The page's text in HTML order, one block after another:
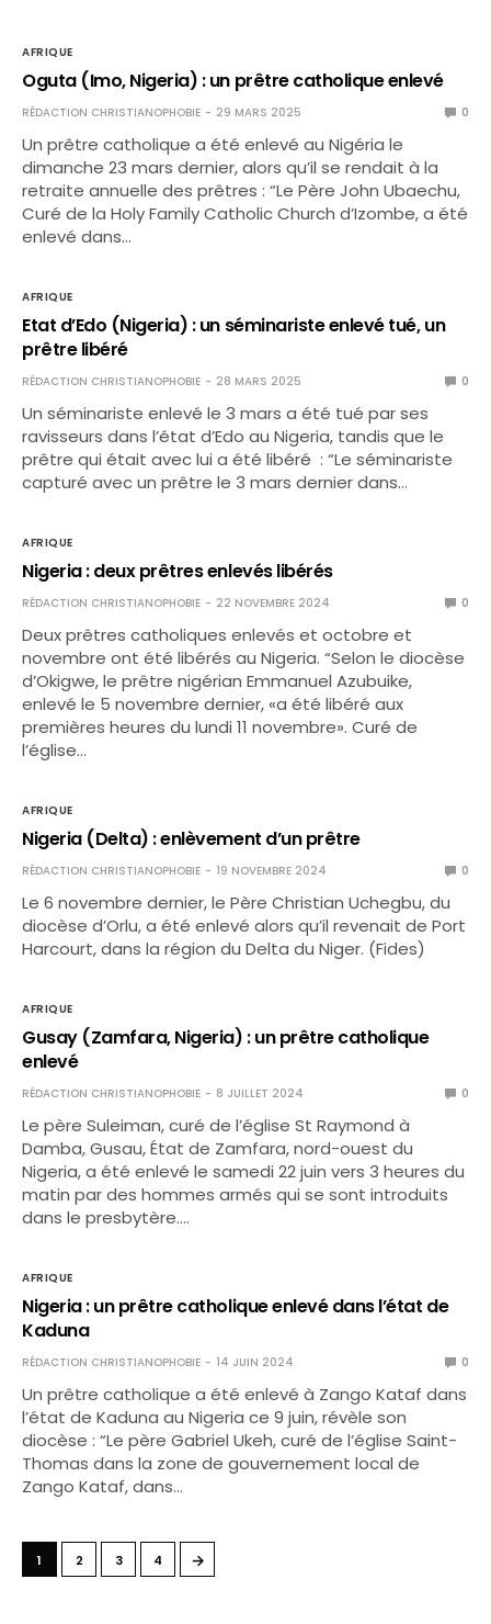
AFRIQUE
Oguta (Imo, Nigeria) : un prêtre catholique enlevé
RÉDACTION CHRISTIANOPHOBIE 29 MARS 2025 0
Un prêtre catholique a été enlevé au Nigéria le
dimanche 23 mars dernier, alors qu’il se rendait à la
retraite annuelle des prêtres : “Le Père John Ubaechu,
Curé de la Holy Family Catholic Church d’Izombe, a été
enlevé dans…
AFRIQUE
Etat d’Edo (Nigeria) : un séminariste enlevé tué, un
prêtre libéré
RÉDACTION CHRISTIANOPHOBIE 28 MARS 2025 0
Un séminariste enlevé le 3 mars a été tué par ses
ravisseurs dans l’état d’Edo au Nigeria, tandis que le
prêtre qui était avec lui a été libéré : “Le séminariste
capturé avec un prêtre le 3 mars dernier dans…
AFRIQUE
Nigeria : deux prêtres enlevés libérés
RÉDACTION CHRISTIANOPHOBIE 22 NOVEMBRE 2024 0
Deux prêtres catholiques enlevés et octobre et
novembre ont été libérés au Nigeria. “Selon le diocèse
d’Okigwe, le prêtre nigérian Emmanuel Azubuike,
enlevé le 5 novembre dernier, «a été libéré aux
premières heures du lundi 11 novembre». Curé de
l’église…
AFRIQUE
Nigeria (Delta) : enlèvement d’un prêtre
RÉDACTION CHRISTIANOPHOBIE 19 NOVEMBRE 2024 0
Le 6 novembre dernier, le Père Christian Uchegbu, du
diocèse d’Orlu, a été enlevé alors qu’il revenait de Port
Harcourt, dans la région du Delta du Niger. (Fides)
AFRIQUE
Gusay (Zamfara, Nigeria) : un prêtre catholique
enlevé
RÉDACTION CHRISTIANOPHOBIE 8 JUILLET 2024 0
Le père Suleiman, curé de l’église St Raymond à
Damba, Gusau, État de Zamfara, nord-ouest du
Nigeria, a été enlevé le samedi 22 juin vers 3 heures du
matin par des hommes armés qui se sont introduits
dans le presbytère.…
AFRIQUE
Nigeria : un prêtre catholique enlevé dans l’état de
Kaduna
RÉDACTION CHRISTIANOPHOBIE 14 JUIN 2024 0
Un prêtre catholique a été enlevé à Zango Kataf dans
l’état de Kaduna au Nigeria ce 9 juin, révèle son
diocèse : “Le père Gabriel Ukeh, curé de l’église Saint-
Thomas dans la zone de gouvernement local de
Zango Kataf, dans…
1 2 3 4 →